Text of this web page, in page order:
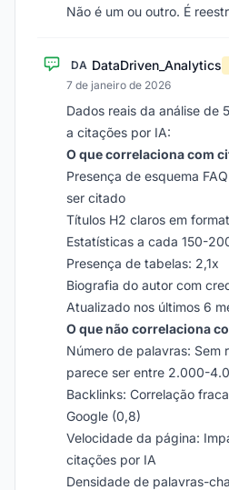
Não é um ou outro. É
DA DataDriven_Analytics
7 de janeiro de 2026
Dados reais da análise de
a citações por IA:
O que correlaciona com
Presença de esquema
ser citado
Títulos H2 claros em
Estatísticas a cada 150-
Presença de tabelas: 2,1x
Biografia do autor com
Atualizado nos últimos 6
O que não correlaciona
Número de palavras: Sem
parece ser entre 2.000-
Backlinks: Correlação
Google (0,8)
Velocidade da página:
citações por IA
Densidade de palavras-